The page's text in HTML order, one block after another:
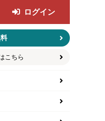
ログイン
こちら